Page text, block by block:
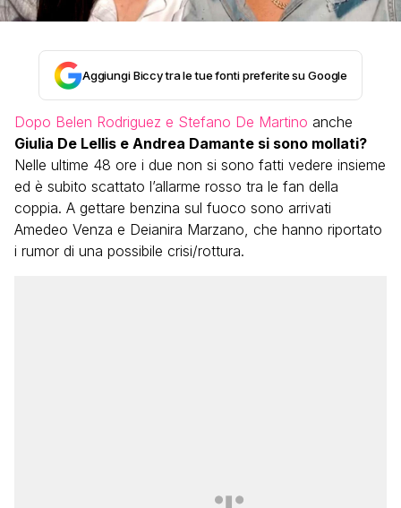
Aggiungi Biccy tra le tue fonti preferite su Google
Dopo Belen Rodriguez e Stefano De Martino anche
Giulia De Lellis e Andrea Damante si sono mollati?
Nelle ultime 48 ore i due non si sono fatti vedere insieme
ed è subito scattato l’allarme rosso tra le fan della
coppia. A gettare benzina sul fuoco sono arrivati
Amedeo Venza e Deianira Marzano, che hanno riportato
i rumor di una possibile crisi/rottura.